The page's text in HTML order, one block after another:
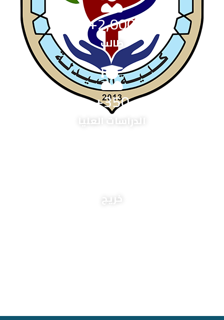
طالب
2,000
+
الدراسات العليا
350
+
خريج